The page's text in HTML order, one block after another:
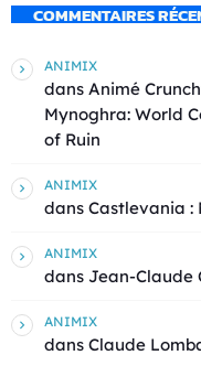
COMMENTAIRES
ANIMIX
dans Animé
Mynoghra: World
of Ruin
ANIMIX
dans Castlevania :
ANIMIX
dans Jean-Claude
ANIMIX
dans Claude